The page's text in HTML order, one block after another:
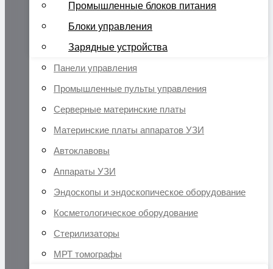
Промышленные блоков питания
Блоки управления
Зарядные устройства
Панели управления
Промышленные пульты управления
Серверные материнские платы
Материнские платы аппаратов УЗИ
Автоклавовы
Аппараты УЗИ
Эндоскопы и эндоскопическое оборудование
Косметологическое оборудование
Стерилизаторы
МРТ томографы